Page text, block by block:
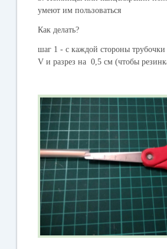
умеют им пользоваться
Как делать?
шаг 1 - с каждой стороны трубочки
V и разрез на 0,5 см (чтобы